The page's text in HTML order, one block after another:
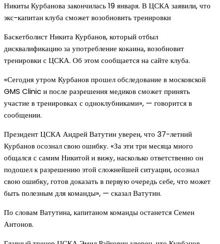
Никиты Курбанова закончилась 19 января. В ЦСКА заявили, что
экс-капитан клуба сможет возобновить тренировки
Баскетболист Никита Курбанов, который отбыл
дисквалификацию за употребление кокаина, возобновит
тренировки с ЦСКА. Об этом сообщается на сайте клуба.
«Сегодня утром Курбанов прошел обследование в московской
GMS Clinic и после разрешения медиков сможет принять
участие в тренировках с одноклубниками», — говорится в
сообщении.
Президент ЦСКА Андрей Ватутин уверен, что 37-летний
Курбанов осознал свою ошибку. «За эти три месяца много
общался с самим Никитой и вижу, насколько ответственно он
подошел к разрешению этой сложнейшей ситуации, осознал
свою ошибку, готов доказать в первую очередь себе, что может
быть полезным для команды», — сказал Ватутин.
По словам Ватутина, капитаном команды останется Семен
Антонов.